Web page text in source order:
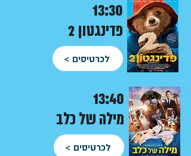
פדינגטון 2
13:30
לכרטיסים >
מילה של כלב
13:40
לכרטיסים >